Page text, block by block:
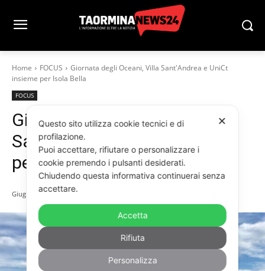
Home FOCUS
Giornata degli Oceani, Villa Sant'Andrea e UniCt
insieme per Isola Bella
FOCUS
Giornata degli Oceani, Villa
Sant’Andrea e UniCt insieme
per Isola Bella
Giugno 9, 2026
✕
Questo sito utilizza cookie tecnici e di
profilazione.
Puoi accettare, rifiutare o personalizzare i
cookie premendo i pulsanti desiderati.
Chiudendo questa informativa continuerai senza
accettare.
Accetta
Rifiuta
Personalizza